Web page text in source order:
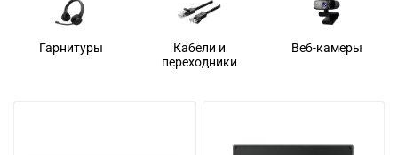
Гарнитуры
Кабели и
переходники
Веб-камеры